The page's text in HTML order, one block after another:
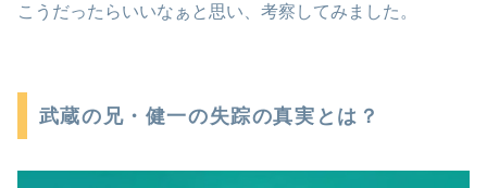
こうだったらいいなぁと思い、考察してみました。
武蔵の兄・健一の失踪の真実とは？